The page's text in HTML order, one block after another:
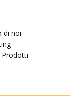
di noi
Prodotti